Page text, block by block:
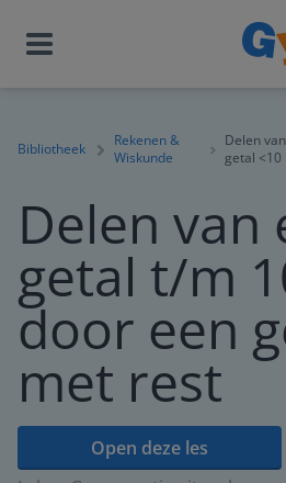
Bibliotheek
Rekenen &
Wiskunde
Delen
getal
Delen van
getal t/m
door een
met rest
Open deze les